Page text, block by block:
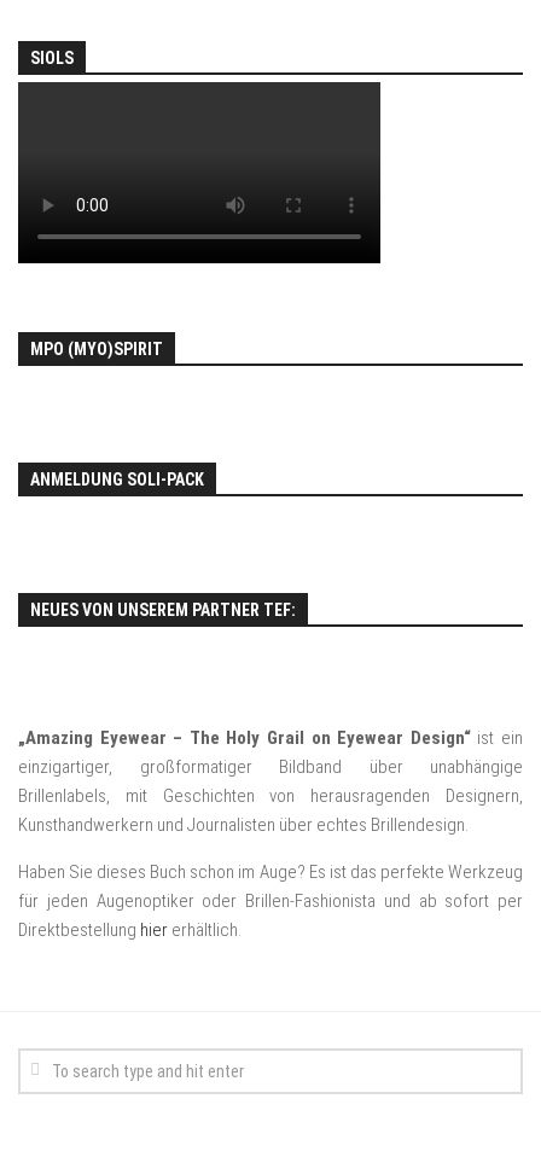
SIOLS
MPO (MYO)SPIRIT
ANMELDUNG SOLI-PACK
NEUES VON UNSEREM PARTNER TEF:
„Amazing Eyewear – The Holy Grail on Eyewear Design“ist ein
einzigartiger, großformatiger Bildband über unabhängige
Brillenlabels, mit Geschichten von herausragenden Designern,
Kunsthandwerkern und Journalisten über echtes Brillendesign.
Haben Sie dieses Buch schon im Auge? Es ist das perfekte Werkzeug
für jeden Augenoptiker oder Brillen-Fashionista und ab sofort per
Direktbestellung hier erhältlich.